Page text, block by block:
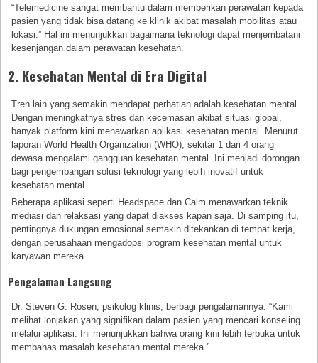
“Telemedicine sangat membantu dalam memberikan perawatan kepada
pasien yang tidak bisa datang ke klinik akibat masalah mobilitas atau
lokasi.” Hal ini menunjukkan bagaimana teknologi dapat menjembatani
kesenjangan dalam perawatan kesehatan.
2. Kesehatan Mental di Era Digital
Tren lain yang semakin mendapat perhatian adalah kesehatan mental.
Dengan meningkatnya stres dan kecemasan akibat situasi global,
banyak platform kini menawarkan aplikasi kesehatan mental. Menurut
laporan World Health Organization (WHO), sekitar 1 dari 4 orang
dewasa mengalami gangguan kesehatan mental. Ini menjadi dorongan
bagi pengembangan solusi teknologi yang lebih inovatif untuk
kesehatan mental.
Beberapa aplikasi seperti Headspace dan Calm menawarkan teknik
mediasi dan relaksasi yang dapat diakses kapan saja. Di samping itu,
pentingnya dukungan emosional semakin ditekankan di tempat kerja,
dengan perusahaan mengadopsi program kesehatan mental untuk
karyawan mereka.
Pengalaman Langsung
Dr. Steven G. Rosen, psikolog klinis, berbagi pengalamannya: “Kami
melihat lonjakan yang signifikan dalam pasien yang mencari konseling
melalui aplikasi. Ini menunjukkan bahwa orang kini lebih terbuka untuk
membahas masalah kesehatan mental mereka.”